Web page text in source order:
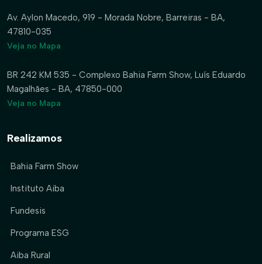
Av. Aylon Macedo, 919 - Morada Nobre, Barreiras - BA,
47810-035
Veja no Mapa
BR 242 KM 535 - Complexo Bahia Farm Show, Luís Eduardo
Magalhães - BA, 47850-000
Veja no Mapa
Realizamos
Bahia Farm Show
Instituto Aiba
Fundesis
Programa ESG
Aiba Rural